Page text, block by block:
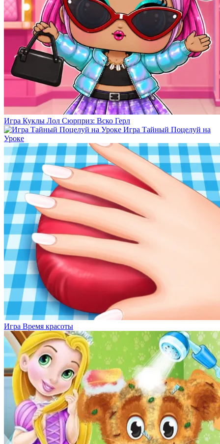
Игра Куклы Лол Сюрприз: Вско Герл
Игра Тайный Поцелуй на
Уроке
Игра Время красоты